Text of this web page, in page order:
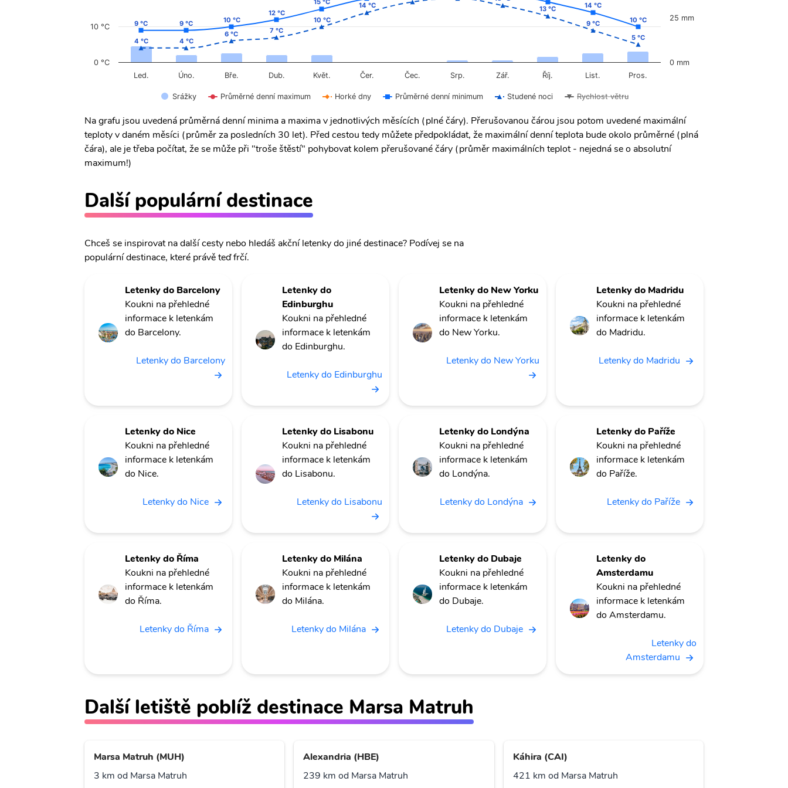
9 °C
9 °C 9 °C
9 °C 10 °C
10 °C
12 °C
12 °C
15 °C
15 °C
14 °C
14 °C
10 °C
10 °C
4 °C
4 °C 4 °C
4 °C
6 °C
6 °C 7 °C
7 °C
10 °C
10 °C
14 °C
14 °C
13 °C
13 °C
9 °C
9 °C
5 °C
5 °C
Srážky Průměrné denní maximum Horké dny Průměrné denní minimum Studené noci Rychlost větru
Led. Úno. Bře. Dub. Květ. Čer. Čec. Srp. Zář. Říj. List. Pros.
0 °C
10 °C
0 mm
25 mm
Na grafu jsou uvedená průměrná denní minima a maxima v jednotlivých měsících (plné čáry). Přerušovanou čárou jsou potom uvedené maximální
teploty v daném měsíci (průměr za posledních 30 let). Před cestou tedy můžete předpokládat, že maximální denní teplota bude okolo průměrné (plná
čára), ale je třeba počítat, že se může při "troše štěstí" pohybovat kolem přerušované čáry (průměr maximálních teplot - nejedná se o absolutní
maximum!)
Další populární destinace
Chceš se inspirovat na další cesty nebo hledáš akční letenky do jiné destinace? Podívej se na
populární destinace, které právě teď frčí.
Letenky do Barcelony
Koukni na přehledné
informace k letenkám
do Barcelony.
Letenky do Barcelony
Letenky do
Edinburghu
Koukni na přehledné
informace k letenkám
do Edinburghu.
Letenky do Edinburghu
Letenky do New Yorku
Koukni na přehledné
informace k letenkám
do New Yorku.
Letenky do New Yorku
Letenky do Madridu
Koukni na přehledné
informace k letenkám
do Madridu.
Letenky do Madridu
Letenky do Nice
Koukni na přehledné
informace k letenkám
do Nice.
Letenky do Nice
Letenky do Lisabonu
Koukni na přehledné
informace k letenkám
do Lisabonu.
Letenky do Lisabonu
Letenky do Londýna
Koukni na přehledné
informace k letenkám
do Londýna.
Letenky do Londýna
Letenky do Paříže
Koukni na přehledné
informace k letenkám
do Paříže.
Letenky do Paříže
Letenky do Říma
Koukni na přehledné
informace k letenkám
do Říma.
Letenky do Říma
Letenky do Milána
Koukni na přehledné
informace k letenkám
do Milána.
Letenky do Milána
Letenky do Dubaje
Koukni na přehledné
informace k letenkám
do Dubaje.
Letenky do Dubaje
Letenky do
Amsterdamu
Koukni na přehledné
informace k letenkám
do Amsterdamu.
Letenky do
Amsterdamu
Další letiště poblíž destinace Marsa Matruh
Marsa Matruh (MUH)
3 km od Marsa Matruh
Alexandria (HBE)
239 km od Marsa Matruh
Káhira (CAI)
421 km od Marsa Matruh